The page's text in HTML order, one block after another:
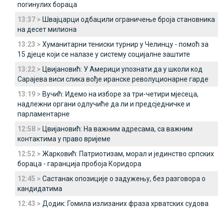
погинулих бораца
13:37 > Швајцарци одбацили ограничење броја становника
на десет милиона
13:23 > Хуманитарни тениски турнир у Челинцу - помоћ за
15 дјеце који се налазе у систему социјалне заштите
13:22 > Цвијановић: У Америци упознати да у школи код
Сарајева виси слика вође иранске револуционарне гарде
13:19 > Вучић: Идемо на изборе за три-четири мјесеца,
надлежни органи одлучиће да ли и предсједничке и
парламентарне
12:58 > Цвијановић: На важним адресама, са важним
контактима у право вријеме
12:52 > Жарковић: Патриотизам, морал и јединство српских
бораца - гаранција пробоја Коридора
12:45 > Састанак опозиције о задужењу, без разговора о
кандидатима
12:43 > Додик: Гомила излизаних фраза хрватских судова